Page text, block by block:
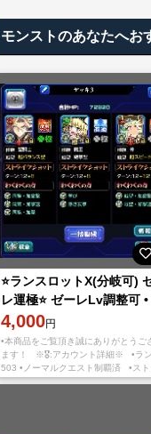
モンストのあなたへお
⭐️ランスロットX(分岐可)
レ運極⭐️ ゼーレLv調整可
ェルノボグチケット25枚
4,000円
•本商品をご覧頂き誠にありがとうご
ます！ ※🎖️:アカウント詳細※ •ラ
503 •ノーマルクエスト制覇済 •スト
カー招待招待済 •回収可能オーブ